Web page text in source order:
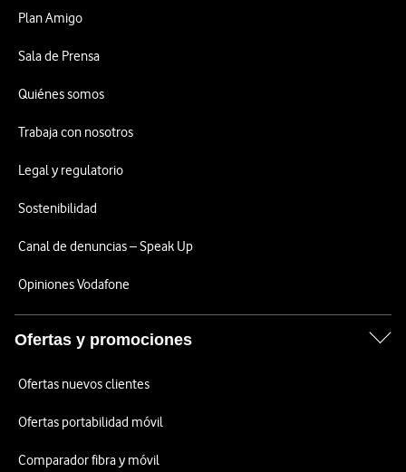
Plan Amigo
Sala de Prensa
Quiénes somos
Trabaja con nosotros
Legal y regulatorio
Sostenibilidad
Canal de denuncias – Speak Up
Opiniones Vodafone
Ofertas y promociones
Ofertas nuevos clientes
Ofertas portabilidad móvil
Comparador fibra y móvil